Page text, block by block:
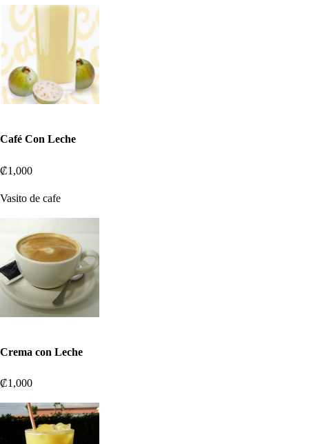
Café Con Leche
₡1,000
Vasito de cafe
Crema con Leche
₡1,000